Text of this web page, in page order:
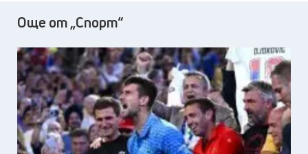
Още от „Спорт“